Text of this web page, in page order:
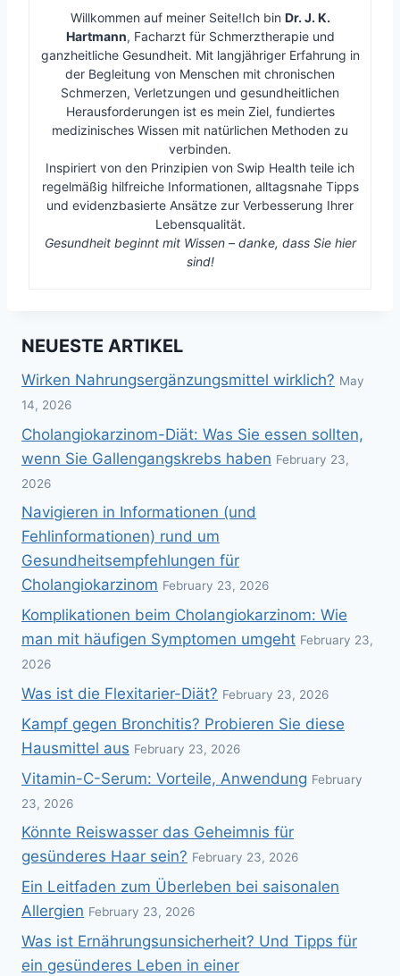
Willkommen auf meiner Seite!Ich bin Dr. J. K.
Hartmann, Facharzt für Schmerztherapie und
ganzheitliche Gesundheit. Mit langjähriger Erfahrung in
der Begleitung von Menschen mit chronischen
Schmerzen, Verletzungen und gesundheitlichen
Herausforderungen ist es mein Ziel, fundiertes
medizinisches Wissen mit natürlichen Methoden zu
verbinden.
Inspiriert von den Prinzipien von Swip Health teile ich
regelmäßig hilfreiche Informationen, alltagsnahe Tipps
und evidenzbasierte Ansätze zur Verbesserung Ihrer
Lebensqualität.
Gesundheit beginnt mit Wissen – danke, dass Sie hier
sind!
NEUESTE ARTIKEL
Wirken Nahrungsergänzungsmittel wirklich? May
14, 2026
Cholangiokarzinom-Diät: Was Sie essen sollten,
wenn Sie Gallengangskrebs haben February 23,
2026
Navigieren in Informationen (und
Fehlinformationen) rund um
Gesundheitsempfehlungen für
Cholangiokarzinom February 23, 2026
Komplikationen beim Cholangiokarzinom: Wie
man mit häufigen Symptomen umgeht February 23,
2026
Was ist die Flexitarier-Diät? February 23, 2026
Kampf gegen Bronchitis? Probieren Sie diese
Hausmittel aus February 23, 2026
Vitamin-C-Serum: Vorteile, Anwendung February
23, 2026
Könnte Reiswasser das Geheimnis für
gesünderes Haar sein? February 23, 2026
Ein Leitfaden zum Überleben bei saisonalen
Allergien February 23, 2026
Was ist Ernährungsunsicherheit? Und Tipps für
ein gesünderes Leben in einer